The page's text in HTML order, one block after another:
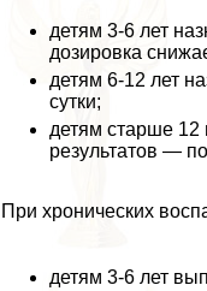
детям 3-6 лет
дозировка
детям 6-12 лет
сутки;
детям старше 12
результатов —
При хронических
детям 3-6 лет